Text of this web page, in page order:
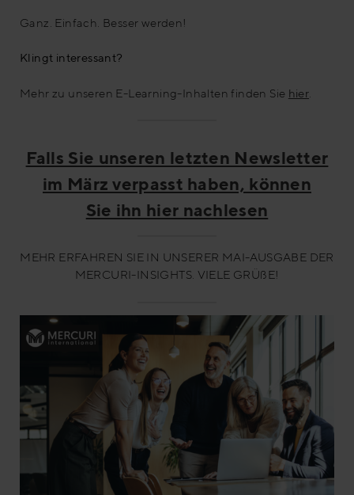
Ganz. Einfach. Besser werden!
Klingt interessant?
Mehr zu unseren E-Learning-Inhalten finden Sie hier
Falls Sie unseren letzten Newsletter
im März verpasst haben, können
Sie ihn hier nachlesen
MEHR ERFAHREN SIE IN UNSERER MAI-AUSGABE DER
MERCURI-INSIGHTS. VIELE GRÜßE!